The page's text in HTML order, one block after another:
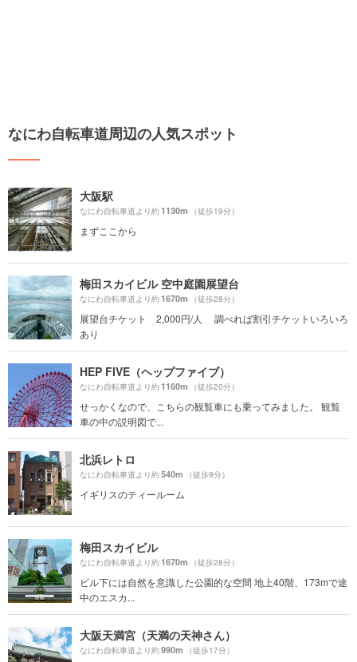
なにわ自転車道周辺の人気スポット
大阪駅
なにわ自転車道より約1130m （徒歩19分）
まずここから
梅田スカイビル 空中庭園展望台
なにわ自転車道より約1670m （徒歩28分）
展望台チケット 2,000円/人 調べれば割引チケットいろいろ
あり
HEP FIVE（ヘップファイブ）
なにわ自転車道より約1160m （徒歩20分）
せっかくなので、こちらの観覧車にも乗ってみました。 観覧
車の中の説明図で...
北浜レトロ
なにわ自転車道より約540m （徒歩9分）
イギリスのティールーム
梅田スカイビル
なにわ自転車道より約1670m （徒歩28分）
ビル下には自然を意識した公園的な空間 地上40階、173mで途
中のエスカ...
大阪天満宮（天満の天神さん）
なにわ自転車道より約990m （徒歩17分）